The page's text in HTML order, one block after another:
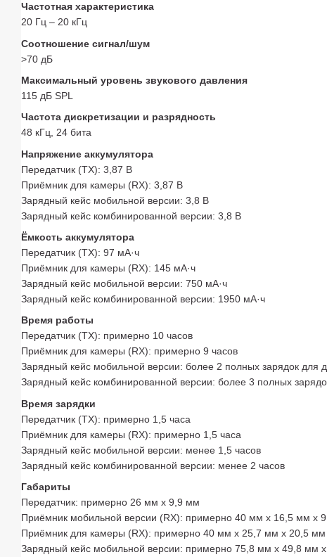
Частотная характеристика
20 Гц – 20 кГц
Соотношение сигнал/шум
>70 дБ
Максимальный уровень звукового давления
115 дБ SPL
Частота дискретизации и разрядность
48 кГц, 24 бита
Напряжение аккумулятора
Передатчик (TX): 3,87 В
Приёмник для камеры (RX): 3,87 В
Зарядный кейс мобильной версии: 3,8 В
Зарядный кейс комбинированной версии: 3,8 В
Ёмкость аккумулятора
Передатчик (TX): 97 мА·ч
Приёмник для камеры (RX): 145 мА·ч
Зарядный кейс мобильной версии: 750 мА·ч
Зарядный кейс комбинированной версии: 1950 мА·ч
Время работы
Передатчик (TX): примерно 10 часов
Приёмник для камеры (RX): примерно 9 часов
Зарядный кейс мобильной версии: более 2 полных зарядок для
Зарядный кейс комбинированной версии: более 3 полных
Время зарядки
Передатчик (TX): примерно 1,5 часа
Приёмник для камеры (RX): примерно 1,5 часа
Зарядный кейс мобильной версии: менее 1,5 часов
Зарядный кейс комбинированной версии: менее 2 часов
Габариты
Передатчик: примерно 26 мм x 9,9 мм
Приёмник мобильной версии (RX): примерно 40 мм x 16,5 мм x
Приёмник для камеры (RX): примерно 40 мм x 25,7 мм x 20,5 мм
Зарядный кейс мобильной версии: примерно 75,8 мм x 49,8 мм